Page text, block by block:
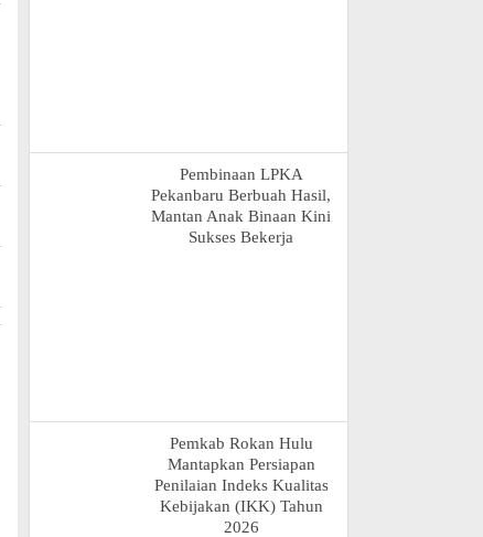
Pembinaan LPKA
Pekanbaru Berbuah Hasil,
Mantan Anak Binaan Kini
Sukses Bekerja
Pemkab Rokan Hulu
Mantapkan Persiapan
Penilaian Indeks Kualitas
Kebijakan (IKK) Tahun
2026